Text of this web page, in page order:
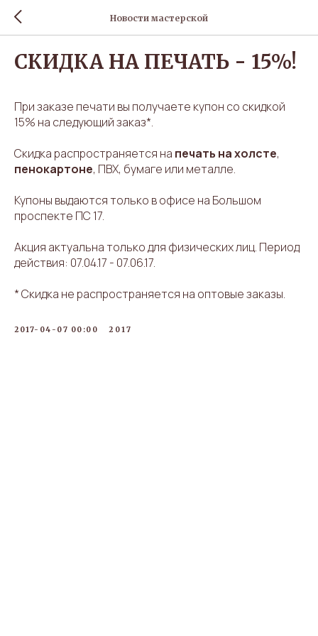
Новости мастерской
СКИДКА НА ПЕЧАТЬ - 15%!
При заказе печати вы получаете купон со скидкой
15% на следующий заказ*.
Скидка распространяется на печать на холсте,
пенокартоне, ПВХ, бумаге или металле.
Купоны выдаются только в офисе на Большом
проспекте ПС 17.
Акция актуальна только для физических лиц. Период
действия: 07.04.17 - 07.06.17.
* Скидка не распространяется на оптовые заказы.
2017-04-07 00:00 2017